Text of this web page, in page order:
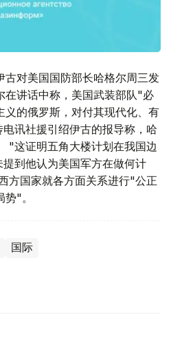
古对美国国防部长哈格尔周三发
在讲话中称，美国武装部队"必
义的俄罗斯，对付其现代化、有
讯社援引绍伊古的报导称，哈
"这证明五角大楼计划在我国边
到他认为美国军方在做何计
方国家就各方面关系进行"公正
"。
国际